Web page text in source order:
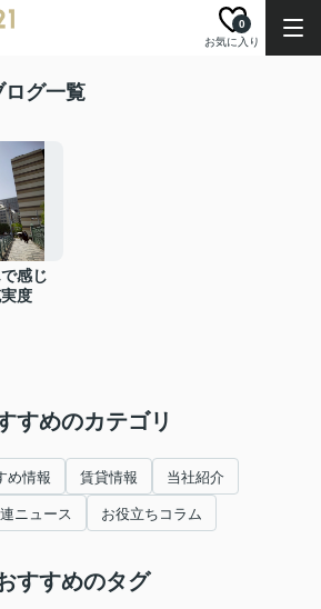
お気に入り
0
ログ一覧
感じ
度
すめのカテゴリ
め情報 賃貸情報 当社紹介
ニュース お役立ちコラム
すすめのタグ